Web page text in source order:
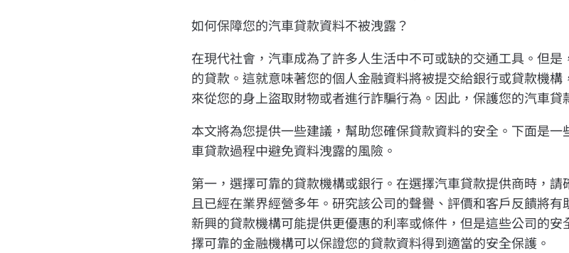
如何保障您的汽車貸款資料不被洩露？
在現代社會，汽車成為了許多人生活中不可或缺的交通工具。但
的貸款。這就意味著您的個人金融資料將被提交給銀行或貸款機
來從您的身上盜取財物或者進行詐騙行為。因此，保護您的汽車貸
本文將為您提供一些建議，幫助您確保貸款資料的安全。下面是
車貸款過程中避免資料洩露的風險。
第一，選擇可靠的貸款機構或銀行。在選擇汽車貸款提供商時，
且已經在業界經營多年。研究該公司的聲譽、評價和客戶反饋將
新興的貸款機構可能提供更優惠的利率或條件，但是這些公司的
擇可靠的金融機構可以保證您的貸款資料得到適當的安全保護。